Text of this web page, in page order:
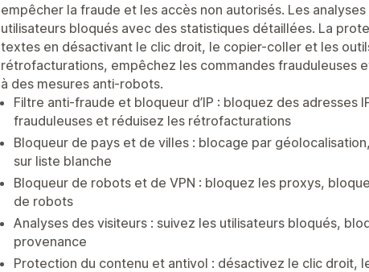
empêcher la fraude et les accès non autorisés. Les
utilisateurs bloqués avec des statistiques détaillées. La
textes en désactivant le clic droit, le copier-coller et les
rétrofacturations, empêchez les commandes frauduleuses
à des mesures anti-robots.
Filtre anti-fraude et bloqueur d’IP : bloquez des adresses
frauduleuses et réduisez les rétrofacturations
Bloqueur de pays et de villes : blocage par
sur liste blanche
Bloqueur de robots et de VPN : bloquez les proxys,
de robots
Analyses des visiteurs : suivez les utilisateurs bloqués,
provenance
Protection du contenu et antivol : désactivez le clic droit,